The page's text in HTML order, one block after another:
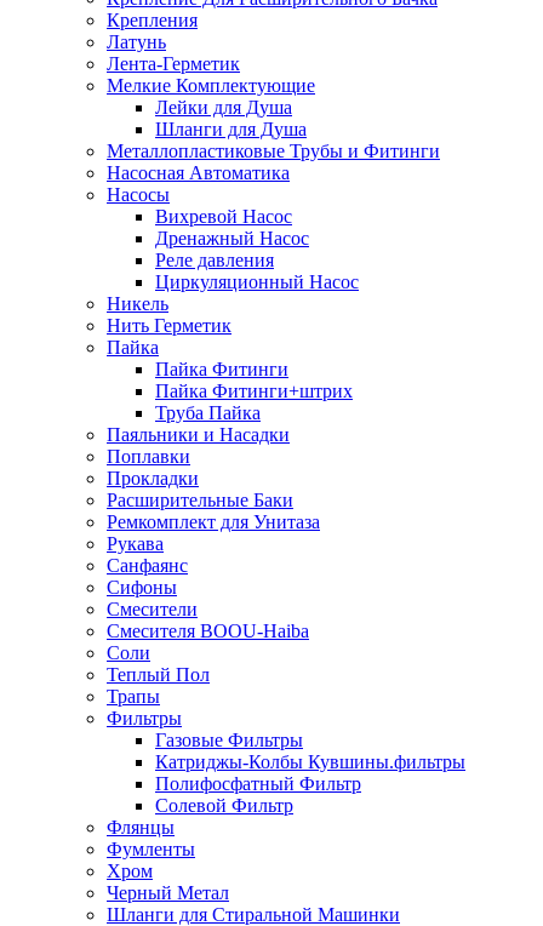
Крепления
Латунь
Лента-Герметик
Мелкие Комплектующие
Лейки для Душа
Шланги для Душа
Металлопластиковые Трубы и Фитинги
Насосная Автоматика
Насосы
Вихревой Насос
Дренажный Насос
Реле давления
Циркуляционный Насос
Никель
Нить Герметик
Пайка
Пайка Фитинги
Пайка Фитинги+штрих
Труба Пайка
Паяльники и Насадки
Поплавки
Прокладки
Расширительные Баки
Ремкомплект для Унитаза
Рукава
Санфаянс
Сифоны
Смесители
Смесителя BOOU-Haiba
Соли
Теплый Пол
Трапы
Фильтры
Газовые Фильтры
Катриджы-Колбы Кувшины.фильтры
Полифосфатный Фильтр
Солевой Фильтр
Флянцы
Фумленты
Хром
Черный Метал
Шланги для Стиральной Машинки